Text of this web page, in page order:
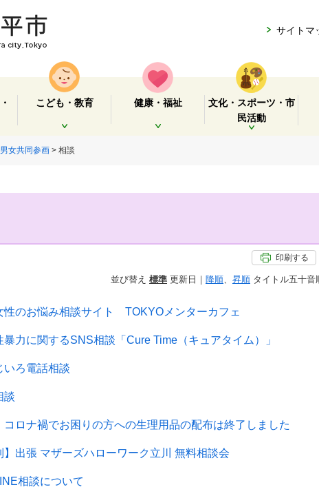
サイトマ
こども・教育
開く
健康・福祉
文化・スポーツ・市
民活動
男女共同参画 > 相談
印刷する
並び替え 標準 更新日｜ 降順、 昇順 タイトル五十音
性のお悩み相談サイト TOKYOメンターカフェ
暴力に関するSNS相談「Cure Time（キュアタイム）」
いろ電話相談
談
コロナ禍でお困りの方への生理用品の配布は終了しました
】出張 マザーズハローワーク立川 無料相談会
相談について